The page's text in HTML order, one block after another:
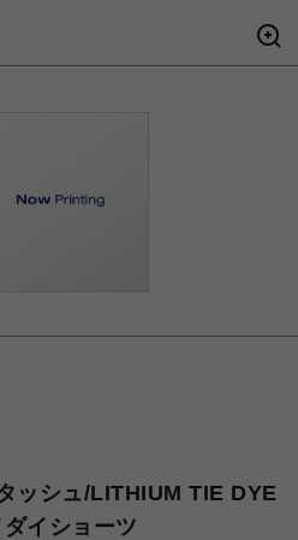
ッシュ/LITHIUM TIE DYE
イショーツ